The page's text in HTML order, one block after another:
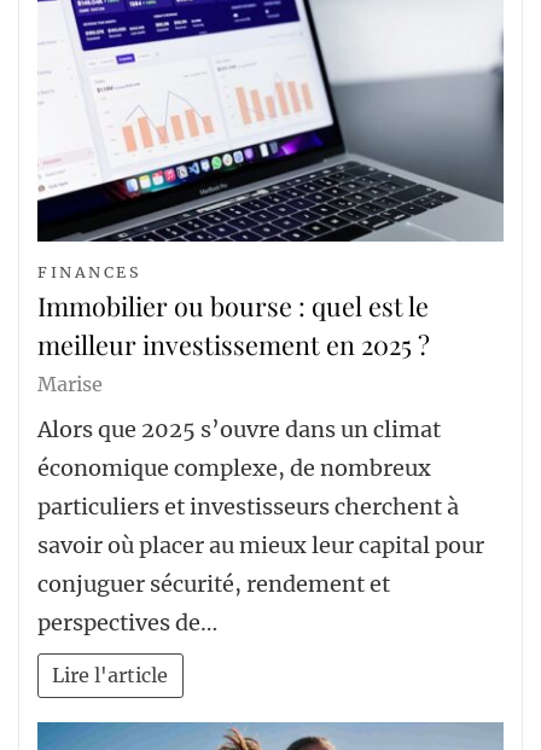
FINANCES
Immobilier ou bourse : quel est le
meilleur investissement en 2025 ?
Marise
Alors que 2025 s’ouvre dans un climat
économique complexe, de nombreux
particuliers et investisseurs cherchent à
savoir où placer au mieux leur capital pour
conjuguer sécurité, rendement et
perspectives de…
Lire l'article